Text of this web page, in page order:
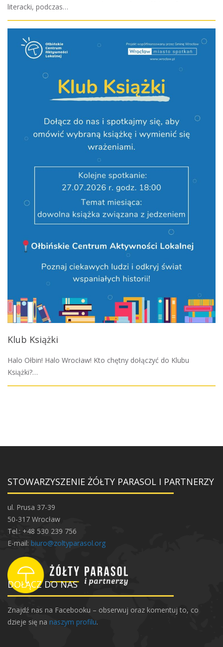
literacki, podczas…
Klub Książki
Halo Ołbin! Halo Wrocław! Kto chętny dołączyć do Klubu
Książki?…
STOWARZYSZENIE ŻÓŁTY PARASOL I PARTNERZY
ul. Prusa 37-39
50-317 Wrocław
Tel.: +48 530 239 756
E-mail: biuro@zoltyparasol.org
DOŁĄCZ DO NAS
Znajdź nas na Facebooku – obserwuj oraz komentuj to, co
dzieje się na naszym profilu.